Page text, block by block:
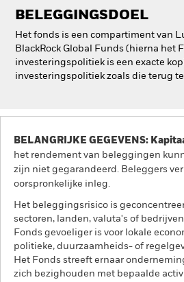
BELEGGINGSDOEL
Het fonds is een compartiment van
BlackRock Global Funds (hierna het
investeringspolitiek is een exacte
investeringspolitiek zoals die terug
BELANGRIJKE GEGEVENS:
het rendement van beleggingen
zijn niet gegarandeerd. Beleggers
oorspronkelijke inleg.
Het beleggingsrisico is
sectoren, landen, valuta's of
Fonds gevoeliger is voor lokale
politieke, duurzaamheids- of
Het Fonds streeft ernaar
zich bezighouden met bepaalde